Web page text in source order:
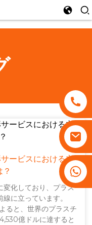
ービスにおける主
変化しており、プラス
に立っています。
ると、世界のプラスチ
億ドルに達すると